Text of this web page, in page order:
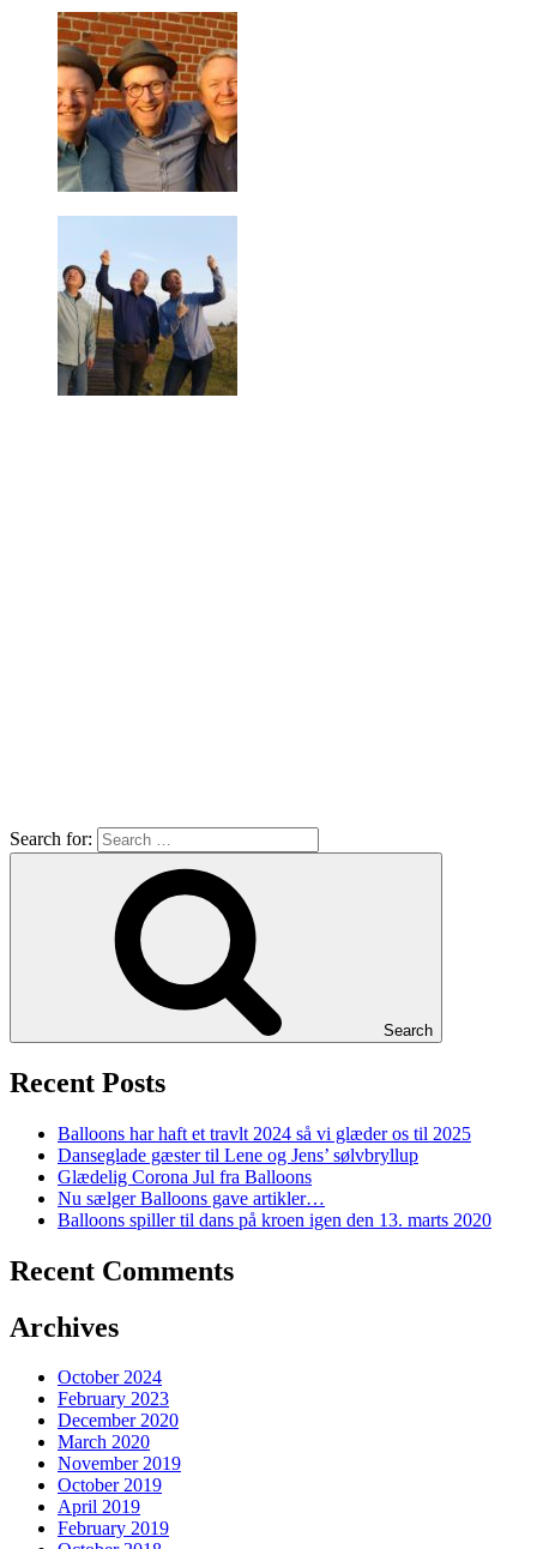
Search for:
Search
Recent Posts
Balloons har haft et travlt 2024 så vi glæder os til 2025
Danseglade gæster til Lene og Jens’ sølvbryllup
Glædelig Corona Jul fra Balloons
Nu sælger Balloons gave artikler…
Balloons spiller til dans på kroen igen den 13. marts 2020
Recent Comments
Archives
October 2024
February 2023
December 2020
March 2020
November 2019
October 2019
April 2019
February 2019